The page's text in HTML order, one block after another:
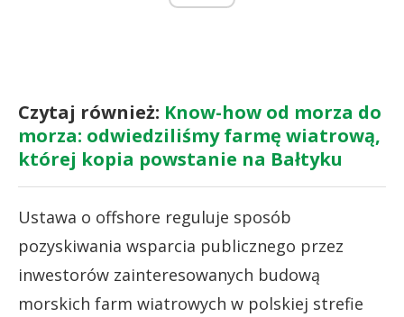
Czytaj również: Know-how od morza do
morza: odwiedziliśmy farmę wiatrową,
której kopia powstanie na Bałtyku
Ustawa o offshore reguluje sposób
pozyskiwania wsparcia publicznego przez
inwestorów zainteresowanych budową
morskich farm wiatrowych w polskiej strefie